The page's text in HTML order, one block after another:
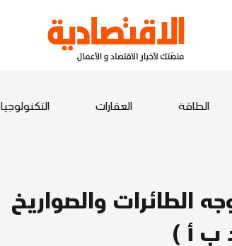
الطاقة العقارات التكنولوجيا
الطائرات والصواريخ
ب أ )